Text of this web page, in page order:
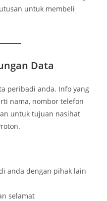
untuk membeli
Data
peribadi anda. Info yang
nama, nombor telefon
untuk tujuan nasihat
anda dengan pihak lain
selamat